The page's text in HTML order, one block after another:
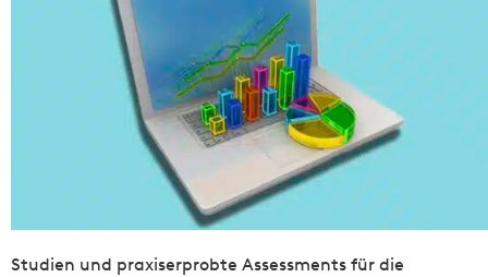
Studien und praxiserprobte Assessments für die